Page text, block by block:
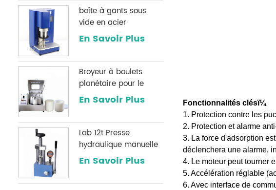
Fonctionnalités clésï¼
1. Protection contre les
2. Protection et alarme
3. La force d'adsorption
déclenchera une alarme,
4. Le moteur peut tourner
5. Accélération réglable
6. Avec interface de
boîte à gants sous
vide en acier
inoxydable h2o & O2
purification
En Savoir Plus
Broyeur à boulets
planétaire pour le
broyage de poudre
En Savoir Plus
Lab 12t Presse
hydraulique manuelle
avec une jauge de
optionnelle
En Savoir Plus